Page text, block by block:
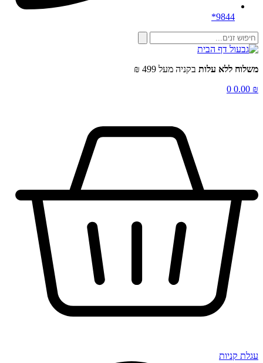
9844*
משלוח ללא עלות בקניה מעל 499 ₪
0.00₪
0
עגלת קניות